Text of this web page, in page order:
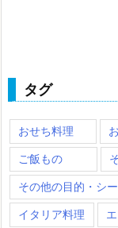
タグ
おせち料理
ご飯もの
その他の目的・シ
イタリア料理